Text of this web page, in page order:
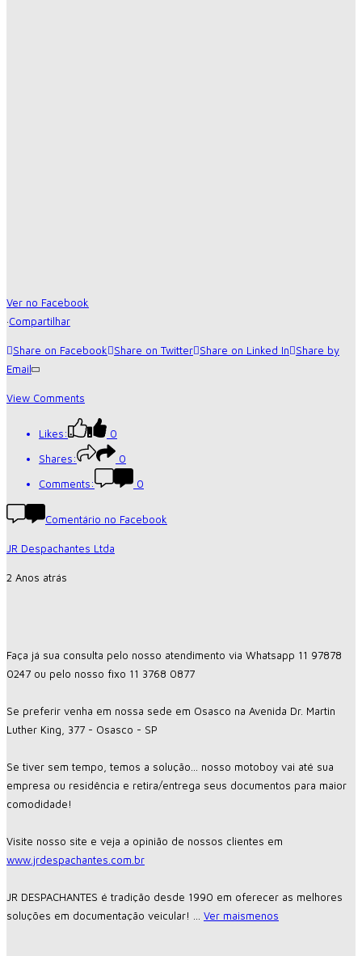
Ver no Facebook
·Compartilhar
Share on Facebook Share on Twitter Share on Linked In
Share by
Email
View Comments
Likes:
0
Shares:
0
Comments:
0
Comentário no Facebook
JR Despachantes Ltda
2 Anos atrás
Faça já sua consulta pelo nosso atendimento via Whatsapp 11 97878
0247 ou pelo nosso fixo 11 3768 0877
Se preferir venha em nossa sede em Osasco na Avenida Dr. Martin
Luther King, 377 - Osasco - SP
Se tiver sem tempo, temos a solução... nosso motoboy vai até sua
empresa ou residência e retira/entrega seus documentos para maior
comodidade!
Visite nosso site e veja a opinião de nossos clientes em
www.jrdespachantes.com.br
JR DESPACHANTES é tradição desde 1990 em oferecer as melhores
soluções em documentação veicular!
Ver maismenos